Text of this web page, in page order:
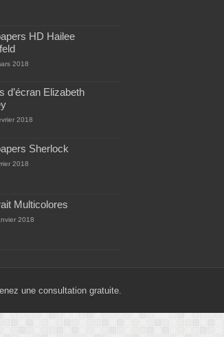
HD Hailee
2018
d’écran Elizabeth
2018
Sherlock
2018
Multicolores
2018
une consultation gratuite.